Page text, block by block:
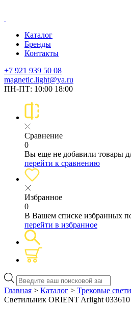
Каталог
Бренды
Контакты
+7 921 939 50 08
magnetic.light@ya.ru
ПН-ПТ: 10:00 18:00
Сравнение
0
Вы еще не добавили товары
перейти к сравнению
Избранное
0
В Вашем списке избранных
перейти в избранное
Поиск
товаров
Главная > Каталог > Трековые
Светильник ORIENT Arlight 033610